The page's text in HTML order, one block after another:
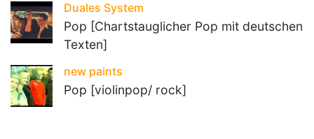
Duales System
Pop [Chartstauglicher Pop mit deutschen
Texten]
new paints
Pop [violinpop/ rock]